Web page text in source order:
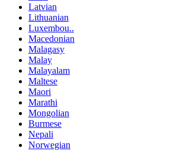
Latvian
Lithuanian
Luxembou..
Macedonian
Malagasy
Malay
Malayalam
Maltese
Maori
Marathi
Mongolian
Burmese
Nepali
Norwegian